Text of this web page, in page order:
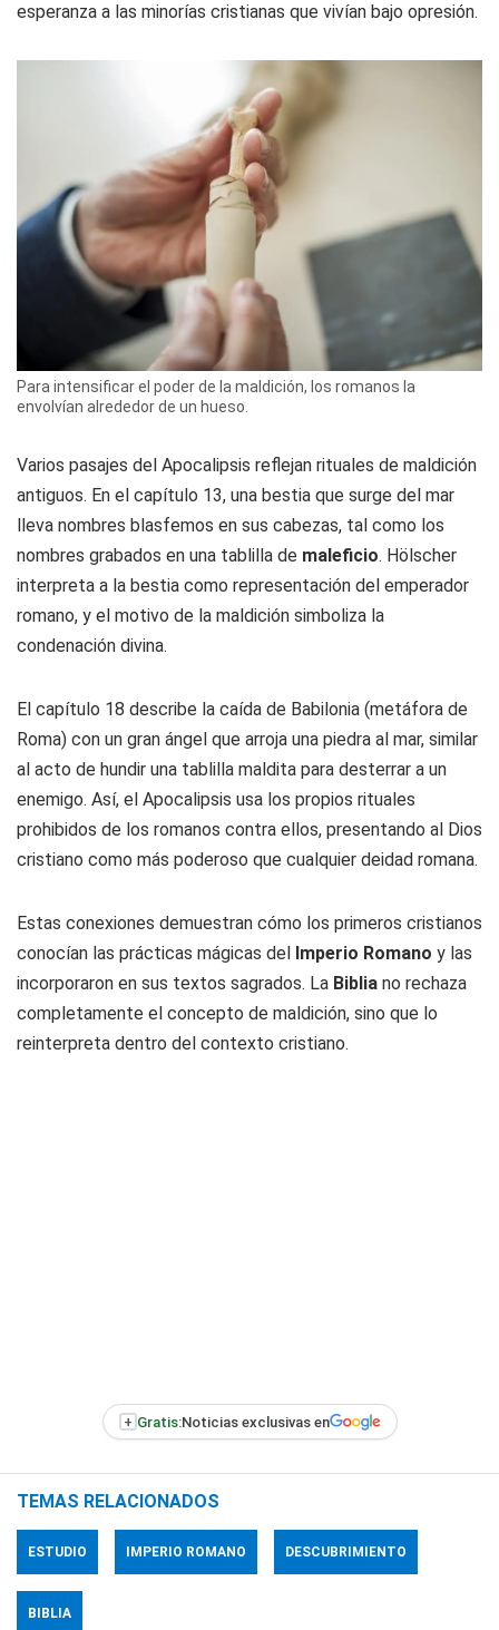
esperanza a las minorías cristianas que vivían bajo opresión.
Para intensificar el poder de la maldición, los romanos la
envolvían alrededor de un hueso.
Varios pasajes del Apocalipsis reflejan rituales de maldición
antiguos. En el capítulo 13, una bestia que surge del mar
lleva nombres blasfemos en sus cabezas, tal como los
nombres grabados en una tablilla de maleficio. Hölscher
interpreta a la bestia como representación del emperador
romano, y el motivo de la maldición simboliza la
condenación divina.
El capítulo 18 describe la caída de Babilonia (metáfora de
Roma) con un gran ángel que arroja una piedra al mar, similar
al acto de hundir una tablilla maldita para desterrar a un
enemigo. Así, el Apocalipsis usa los propios rituales
prohibidos de los romanos contra ellos, presentando al Dios
cristiano como más poderoso que cualquier deidad romana.
Estas conexiones demuestran cómo los primeros cristianos
conocían las prácticas mágicas del
Imperio Romano y las
incorporaron en sus textos sagrados. La Biblia no rechaza
completamente el concepto de maldición, sino que lo
reinterpreta dentro del contexto cristiano.
+ Gratis:Noticias exclusivas en
TEMAS RELACIONADOS
ESTUDIO IMPERIO ROMANO DESCUBRIMIENTO
BIBLIA